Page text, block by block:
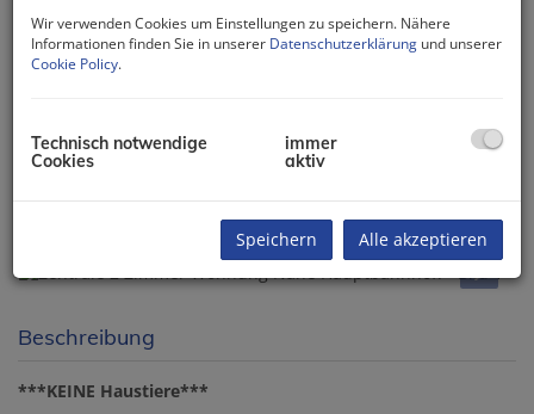
Beschreibung
***KEINE Haustiere***
Wir verwenden Cookies um Einstellungen zu speichern. Nähere
Informationen finden Sie in unserer Datenschutzerklärung und unserer
Cookie Policy.
Technisch notwendige
Cookies
immer
aktiv
Speichern Alle akzeptieren